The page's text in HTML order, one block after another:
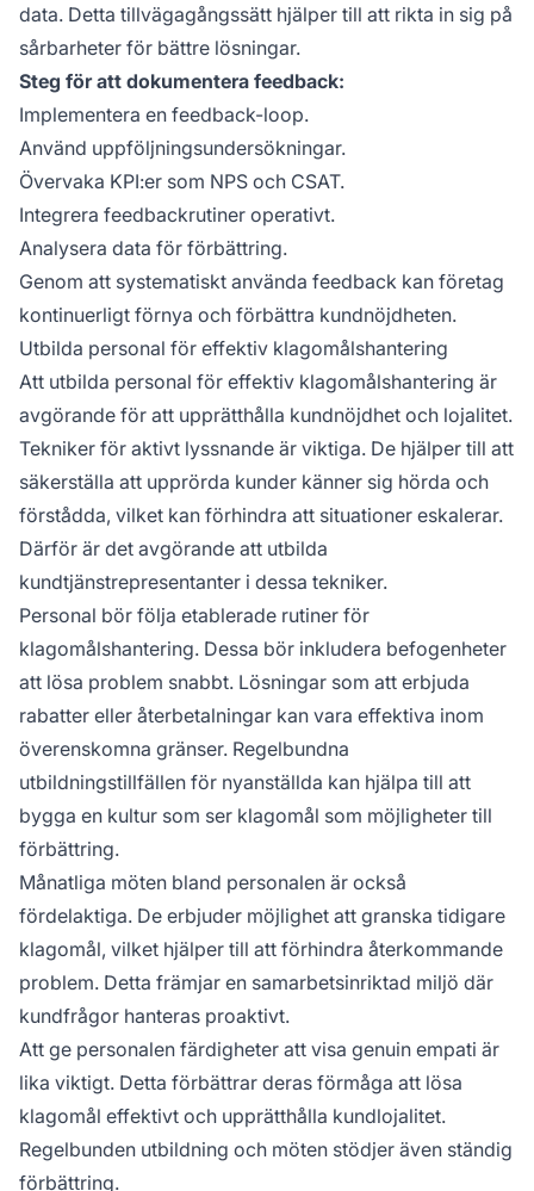
data. Detta tillvägagångssätt hjälper till att rikta in sig på
sårbarheter för bättre lösningar.
Steg för att dokumentera feedback:
Implementera en feedback-loop.
Använd uppföljningsundersökningar.
Övervaka KPI:er som NPS och CSAT.
Integrera feedbackrutiner operativt.
Analysera data för förbättring.
Genom att systematiskt använda feedback kan företag
kontinuerligt förnya och förbättra kundnöjdheten.
Utbilda personal för effektiv klagomålshantering
Att utbilda personal för effektiv klagomålshantering är
avgörande för att upprätthålla kundnöjdhet och lojalitet.
Tekniker för aktivt lyssnande är viktiga. De hjälper till att
säkerställa att upprörda kunder känner sig hörda och
förstådda, vilket kan förhindra att situationer eskalerar.
Därför är det avgörande att utbilda
kundtjänstrepresentanter i dessa tekniker.
Personal bör följa etablerade rutiner för
klagomålshantering. Dessa bör inkludera befogenheter
att lösa problem snabbt. Lösningar som att erbjuda
rabatter eller återbetalningar kan vara effektiva inom
överenskomna gränser. Regelbundna
utbildningstillfällen för nyanställda kan hjälpa till att
bygga en kultur som ser klagomål som möjligheter till
förbättring.
Månatliga möten bland personalen är också
fördelaktiga. De erbjuder möjlighet att granska tidigare
klagomål, vilket hjälper till att förhindra återkommande
problem. Detta främjar en samarbetsinriktad miljö där
kundfrågor hanteras proaktivt.
Att ge personalen färdigheter att visa genuin empati är
lika viktigt. Detta förbättrar deras förmåga att lösa
klagomål effektivt och upprätthålla kundlojalitet.
Regelbunden utbildning och möten stödjer även ständig
förbättring.